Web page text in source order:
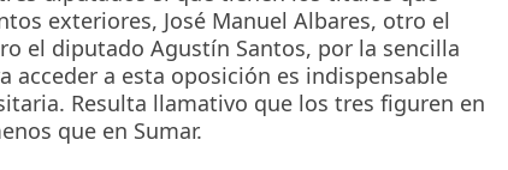
exteriores, José Manuel Albares, otro el
el diputado Agustín Santos, por la sencilla
acceder a esta oposición es indispensable
Resulta llamativo que los tres figuren en
que en Sumar.